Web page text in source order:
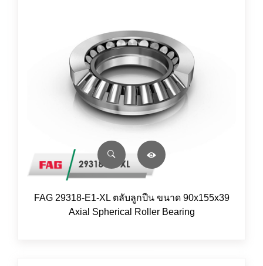
FAG 29318-E1-XL ตลับลูกปืน ขนาด 90x155x39
Axial Spherical Roller Bearing